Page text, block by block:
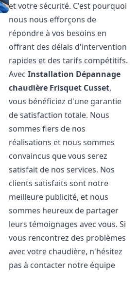
et votre sécurité. C'est pourquoi
nous nous efforçons de
répondre à vos besoins en
offrant des délais d'intervention
rapides et des tarifs compétitifs.
AvecInstallation Dépannage
chaudière Frisquet Cusset,
vous bénéficiez d'une garantie
de satisfaction totale. Nous
sommes fiers de nos
réalisations et nous sommes
convaincus que vous serez
satisfait de nos services. Nos
clients satisfaits sont notre
meilleure publicité, et nous
sommes heureux de partager
leurs témoignages avec vous. Si
vous rencontrez des problèmes
avec votre chaudière, n'hésitez
pas à contacter notre équipe